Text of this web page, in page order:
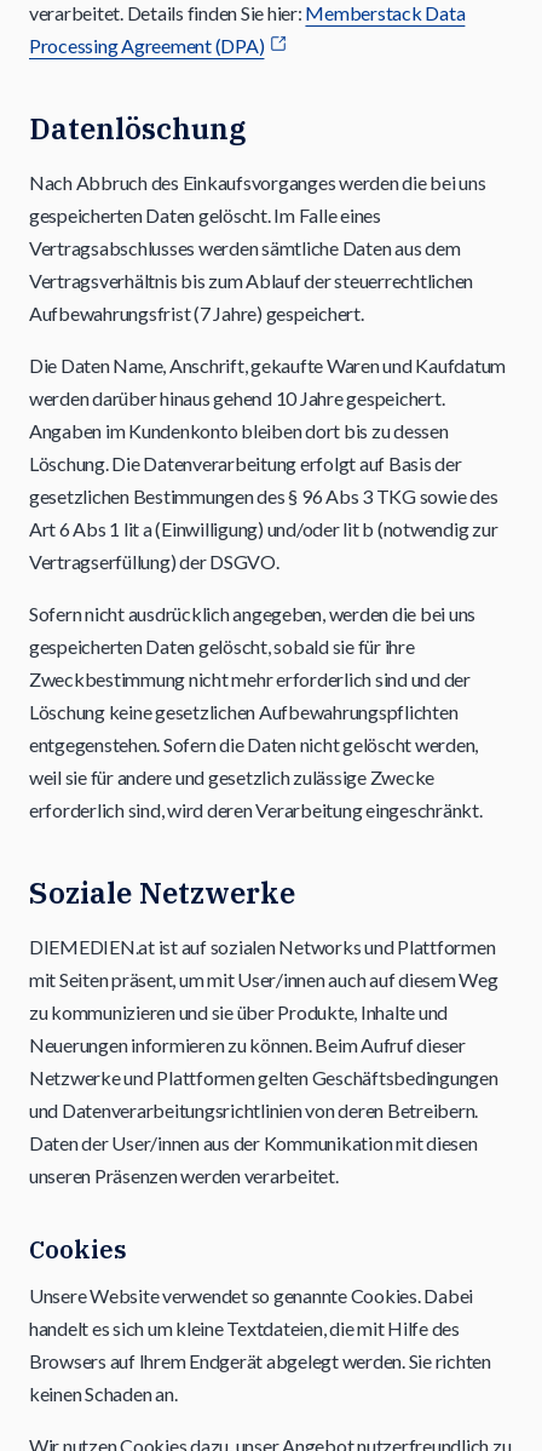
verarbeitet. Details finden Sie hier: Memberstack Data
Processing Agreement (DPA)
Datenlöschung
Nach Abbruch des Einkaufsvorganges werden die bei uns
gespeicherten Daten gelöscht. Im Falle eines
Vertragsabschlusses werden sämtliche Daten aus dem
Vertragsverhältnis bis zum Ablauf der steuerrechtlichen
Aufbewahrungsfrist (7 Jahre) gespeichert.
Die Daten Name, Anschrift, gekaufte Waren und Kaufdatum
werden darüber hinaus gehend 10 Jahre gespeichert.
Angaben im Kundenkonto bleiben dort bis zu dessen
Löschung. Die Datenverarbeitung erfolgt auf Basis der
gesetzlichen Bestimmungen des § 96 Abs 3 TKG sowie des
Art 6 Abs 1 lit a (Einwilligung) und/oder lit b (notwendig zur
Vertragserfüllung) der DSGVO.
Sofern nicht ausdrücklich angegeben, werden die bei uns
gespeicherten Daten gelöscht, sobald sie für ihre
Zweckbestimmung nicht mehr erforderlich sind und der
Löschung keine gesetzlichen Aufbewahrungspflichten
entgegenstehen. Sofern die Daten nicht gelöscht werden,
weil sie für andere und gesetzlich zulässige Zwecke
erforderlich sind, wird deren Verarbeitung eingeschränkt.
Soziale Netzwerke
DIEMEDIEN.at ist auf sozialen Networks und Plattformen
mit Seiten präsent, um mit User/innen auch auf diesem Weg
zu kommunizieren und sie über Produkte, Inhalte und
Neuerungen informieren zu können. Beim Aufruf dieser
Netzwerke und Plattformen gelten Geschäftsbedingungen
und Datenverarbeitungsrichtlinien von deren Betreibern.
Daten der User/innen aus der Kommunikation mit diesen
unseren Präsenzen werden verarbeitet.
Cookies
Unsere Website verwendet so genannte Cookies. Dabei
handelt es sich um kleine Textdateien, die mit Hilfe des
Browsers auf Ihrem Endgerät abgelegt werden. Sie richten
keinen Schaden an.
Wir nutzen Cookies dazu, unser Angebot nutzerfreundlich zu